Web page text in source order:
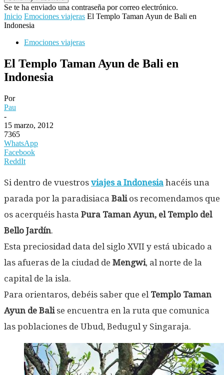
Se te ha enviado una contraseña por correo electrónico.
Inicio Emociones viajeras El Templo Taman Ayun de Bali en
Indonesia
Emociones viajeras
El Templo Taman Ayun de Bali en
Indonesia
Por
Pau
-
15 marzo, 2012
7365
WhatsApp
Facebook
ReddIt
Si dentro de vuestros viajes a Indonesia hacéis una
parada por la paradisiaca Balios recomendamos que
os acerquéis hasta Pura Taman Ayun, el Templo del
Bello Jardín.
Esta preciosidad data del siglo XVII y está ubicado a
las afueras de la ciudad de Mengwi, al norte de la
capital de la isla.
Para orientaros, debéis saber que el Templo Taman
Ayun de Balise encuentra en la ruta que comunica
las poblaciones de Ubud, Bedugul y Singaraja.